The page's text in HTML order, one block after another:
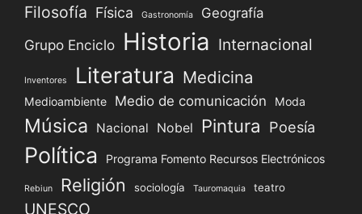
Filosofía Física Gastronomía Geografía
Grupo Enciclo Historia Internacional
Inventores Literatura Medicina
Medioambiente Medio de comunicación Moda
Música Nacional Nobel Pintura Poesía
Política Programa Fomento Recursos Electrónicos
Rebiun Religión sociología Tauromaquia teatro
UNESCO